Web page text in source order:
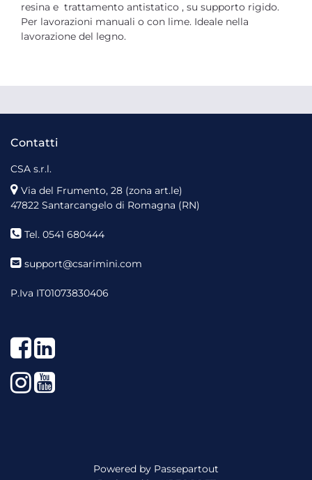
resina e trattamento antistatico , su supporto rigido.
Per lavorazioni manuali o con lime. Ideale nella
lavorazione del legno.
Contatti
CSA s.r.l.
Via del Frumento, 28 (zona art.le)
47822 Santarcangelo di Romagna (RN)
Tel. 0541 680444
support@csarimini.com
P.Iva IT01073830406
Facebook
LinkedIn
Instagram
YouTube
Powered by Passepartout